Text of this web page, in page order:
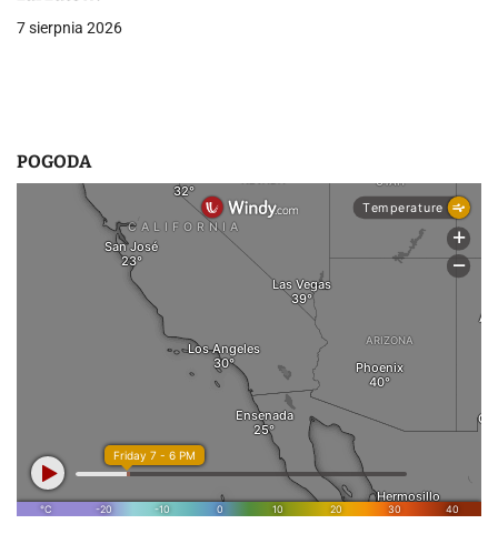
7 sierpnia 2026
POGODA